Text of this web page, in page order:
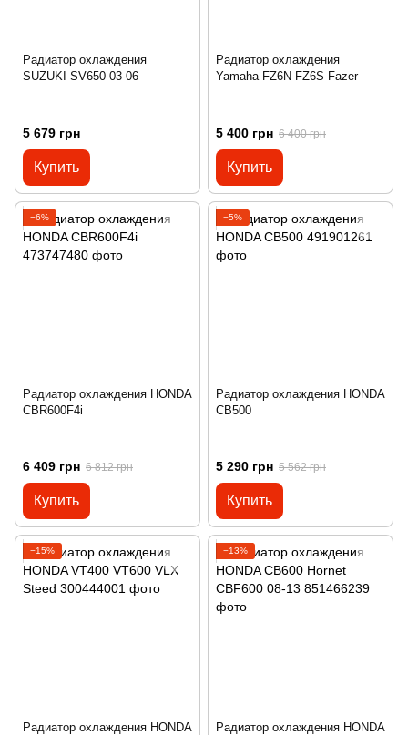
Радиатор охлаждения
SUZUKI SV650 03-06
5 679 грн
Купить
Радиатор охлаждения
Yamaha FZ6N FZ6S Fazer
5 400 грн 6 400 грн
Купить
−6%
Радиатор охлаждения HONDA
CBR600F4i
6 409 грн 6 812 грн
Купить
−5%
Радиатор охлаждения HONDA
CB500
5 290 грн 5 562 грн
Купить
−15%
Радиатор охлаждения HONDA
−13%
Радиатор охлаждения HONDA